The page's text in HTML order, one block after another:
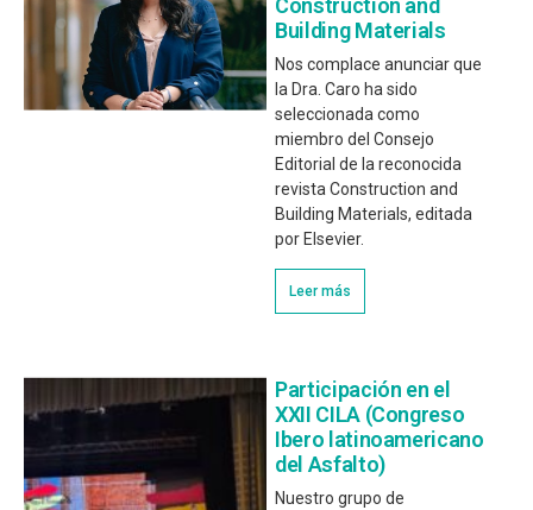
Construction and
Building Materials
Nos complace anunciar que
la Dra. Caro ha sido
seleccionada como
miembro del Consejo
Editorial de la reconocida
revista Construction and
Building Materials, editada
por Elsevier.
Leer más
Participación en el
XXII CILA (Congreso
Ibero latinoamericano
del Asfalto)
Nuestro grupo de